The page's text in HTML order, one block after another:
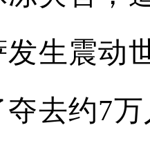
发生震动
夺去约7